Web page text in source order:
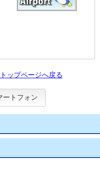
トップページへ戻る
ートフォン